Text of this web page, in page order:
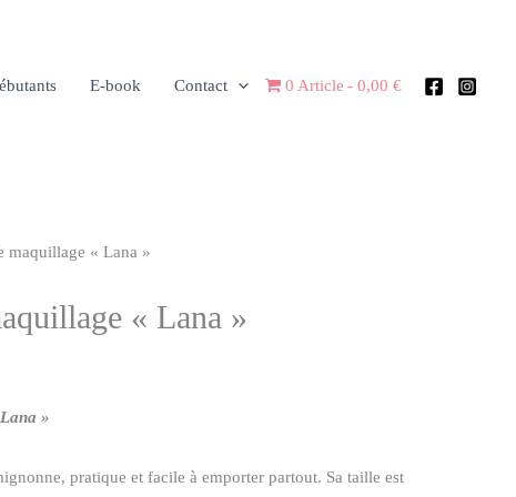
E-book Contact 0 Article 0,00 €
maquillage « Lana »
« Lana »
»
pratique et facile à emporter partout. Sa taille est